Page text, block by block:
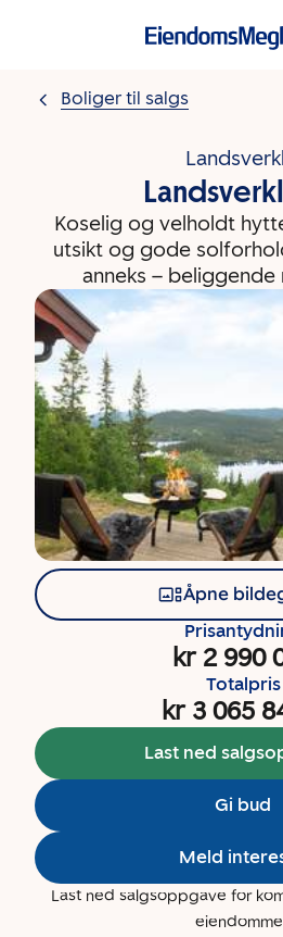
Boliger til salgs
Koselig og velholdt
utsikt og gode
anneks –
Åpne
kr 2 990
Totalpris
kr 3 065
Last ned
Gi bud
Meld
Last ned salgsoppgave for